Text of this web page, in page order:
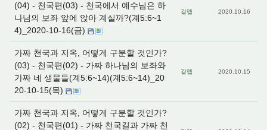
(04) - 천국편(03) - 천국에서 예수님은 하
나님의 보좌 앞에 앉아 계실까?(계5:6~1
4)_2020-10-16(금)
갈렙 2020.10.16
가짜 천국과 지옥, 어떻게 구분할 것인가?
(03) - 천국편(02) - 가짜 하나님의 보좌와
가짜 네 생물들(계5:6~14)(계5:6~14)_20
20-10-15(목)
갈렙 2020.10.15
가짜 천국과 지옥, 어떻게 구분할 것인가?
(02) - 천국편(01) - 가짜 천국길과 가짜 천